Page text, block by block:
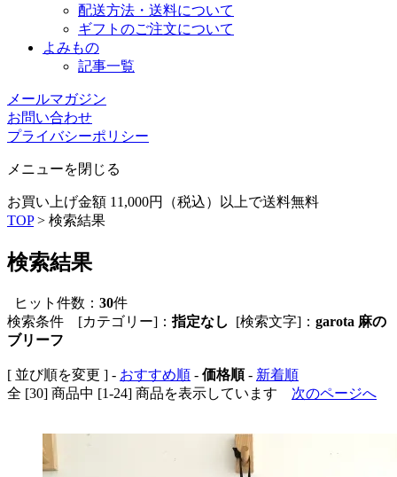
配送方法・送料について
ギフトのご注文について
よみもの
記事一覧
メールマガジン
お問い合わせ
プライバシーポリシー
メニューを閉じる
お買い上げ金額 11,000円（税込）以上で送料無料
TOP> 検索結果
検索結果
ヒット件数： 30件
検索条件 [カテゴリー]：指定なし [検索文字]： garota 麻の
ブリーフ
[ 並び順を変更 ] - おすすめ順 - 価格順- 新着順
全 [30] 商品中 [1-24] 商品を表示しています 次のページへ